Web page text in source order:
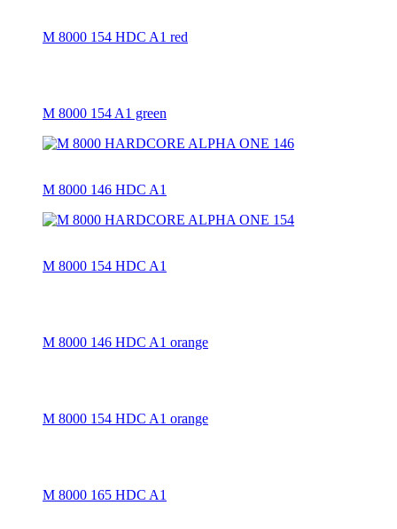
M 8000 154 HDC A1 red
M 8000 154 A1 green
M 8000 146 HDC A1
M 8000 154 HDC A1
M 8000 146 HDC A1 orange
M 8000 154 HDC A1 orange
M 8000 165 HDC A1